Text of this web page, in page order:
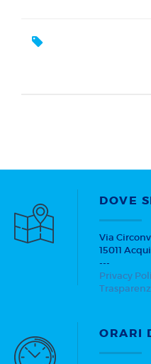
DOVE
Via
15011
---
Privacy
ORARI